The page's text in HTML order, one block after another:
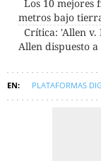
Los 10 mejores
metros bajo
Crítica: 'Allen
Allen dispuesto
PLATAFORMAS